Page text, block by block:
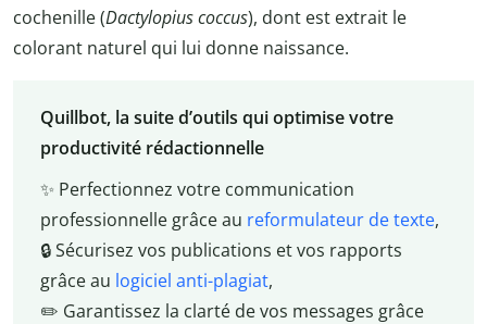
cochenille (Dactylopius coccus), dont est extrait le
colorant naturel qui lui donne naissance.
Quillbot, la suite d’outils qui optimise votre
productivité rédactionnelle
✨ Perfectionnez votre communication
professionnelle grâce au reformulateur de texte,
🔒 Sécurisez vos publications et vos rapports
grâce au logiciel anti-plagiat,
✏️ Garantissez la clarté de vos messages grâce